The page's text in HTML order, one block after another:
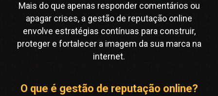
Mais do que apenas responder comentários ou
apagar crises, a gestão de reputação online
envolve estratégias contínuas para construir,
proteger e fortalecer a imagem da sua marca na
internet.
O que é gestão de reputação online?